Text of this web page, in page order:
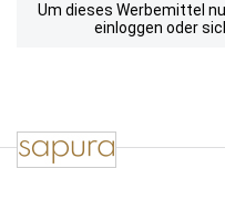
Um dieses Werbemittel
einloggen oder